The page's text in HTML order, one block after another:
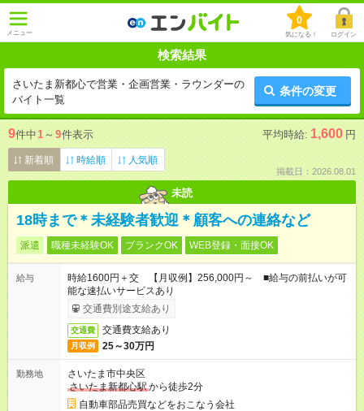
メニュー
0
気になる！ ログイン
検索結果
さいたま新都心で営業・企画営業・ラウンダーの
バイト一覧
条件の変更
9件中1 ～ 9件表示 平均時給: 1,600 円
新着順 時給順 人気順
掲載日：2026.08.01
未読
18時まで＊未経験者歓迎＊顧客への連絡など
派遣 職種未経験OK ブランクOK WEB登録・面接OK
給与
時給1600円＋交 【月収例】256,000円～ ■給与の前払いが可
能な速払いサービスあり
交通費別途支給あり
交通費 交通費支給あり
月収例 25～30万円
勤務地
さいたま市中央区
さいたま新都心駅から徒歩2分
自動車部品売買などをおこなう会社